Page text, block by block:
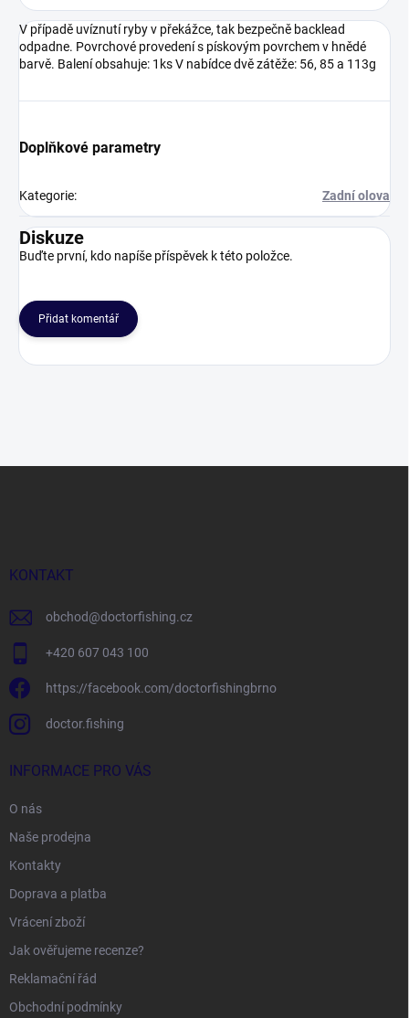
V případě uvíznutí ryby v překážce, tak bezpečně backlead
odpadne. Povrchové provedení s pískovým povrchem v hnědé
barvě. Balení obsahuje: 1ks V nabídce dvě zátěže: 56, 85 a 113g
Doplňkové parametry
Kategorie: Zadní olova
Diskuze
Buďte první, kdo napíše příspěvek k této položce.
Přidat komentář
KONTAKT
obchod@doctorfishing.cz
+420 607 043 100
https://facebook.com/doctorfishingbrno
doctor.fishing
INFORMACE PRO VÁS
O nás
Naše prodejna
Kontakty
Doprava a platba
Vrácení zboží
Jak ověřujeme recenze?
Reklamační řád
Obchodní podmínky